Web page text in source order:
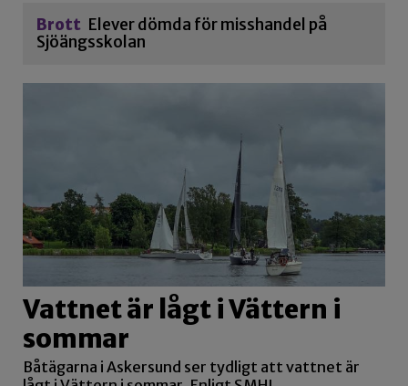
Brott Elever dömda för misshandel på
Sjöängsskolan
Vattnet är lågt i Vättern i
sommar
Båtägarna i Askersund ser tydligt att vattnet är